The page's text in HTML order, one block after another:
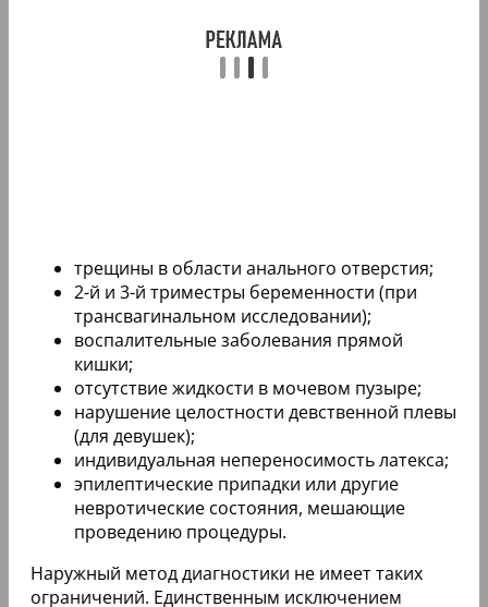
трещины в области анального отверстия;
2-й и 3-й триместры беременности (при
трансвагинальном исследовании);
воспалительные заболевания прямой
кишки;
отсутствие жидкости в мочевом пузыре;
нарушение целостности девственной плевы
(для девушек);
индивидуальная непереносимость латекса;
эпилептические припадки или другие
невротические состояния, мешающие
проведению процедуры.
Наружный метод диагностики не имеет таких
ограничений. Единственным исключением